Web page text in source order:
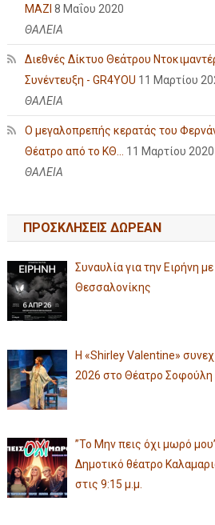
ΜΑΖΙ 8 Μαΐου 2020
ΘΑΛΕΙΑ
Διεθνές Δίκτυο Θεάτρου
Συνέντευξη - GR4YOU 11 Μαρτίου
ΘΑΛΕΙΑ
Ο μεγαλοπρεπής κερατάς του
Θέατρο από το ΚΘ...
11 Μαρτίου 2020
ΘΑΛΕΙΑ
ΠΡΟΣΚΛΗΣΕΙΣ ΔΩΡΕΑΝ
Συναυλία για την Ειρήνη
Θεσσαλονίκης
Η «Shirley Valentine»
2026 στο Θέατρο Σοφούλη
”Το Μην πεις όχι μωρό
Δημοτικό θέατρο
στις 9:15 μ.μ.